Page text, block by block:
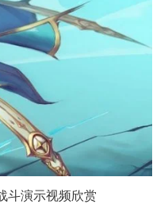
斗演示视频欣赏